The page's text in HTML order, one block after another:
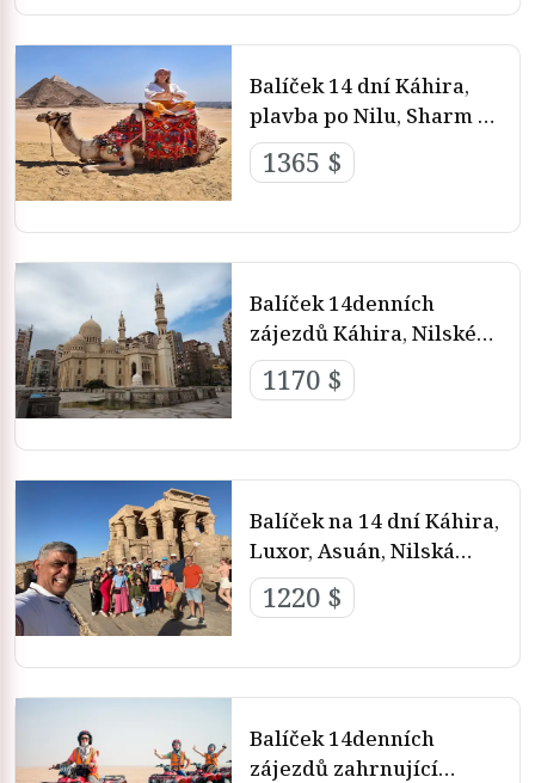
Balíček 14 dní Káhira,
plavba po Nilu, Sharm El
Sheikh a Alexandrie
1365 $
Balíček 14denních
zájezdů Káhira, Nilské
výletní lodě a Hurghady
1170 $
Balíček na 14 dní Káhira,
Luxor, Asuán, Nilská
výletní loď
1220 $
Balíček 14denních
zájezdů zahrnující